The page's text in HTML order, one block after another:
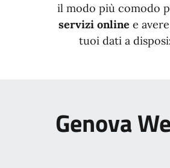
il modo più comodo
servizi online e
tuoi dati a
Genova